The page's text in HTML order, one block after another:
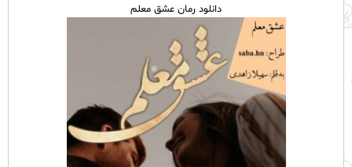
دانلود رمان عشق معلم